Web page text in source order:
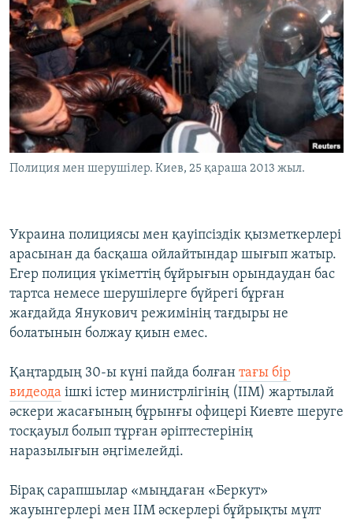
Полиция мен шерушілер. Киев, 25 қараша 2013 жыл.
Украина полициясы мен қауіпсіздік қызметкерлері
арасынан да басқаша ойлайтындар шығып жатыр.
Егер полиция үкіметтің бұйрығын орындаудан бас
тартса немесе шерушілерге бүйрегі бұрған
жағдайда Янукович режимінің тағдыры не
болатынын болжау қиын емес.
Қаңтардың 30-ы күні пайда болған тағы бір
видеода ішкі істер министрлігінің (ІІМ) жартылай
әскери жасағының бұрынғы офицері Киевте шеруге
тосқауыл болып тұрған әріптестерінің
наразылығын әңгімелейді.
Бірақ сарапшылар «мыңдаған «Беркут»
жауынгерлері мен ІІМ әскерлері бұйрықты мүлт